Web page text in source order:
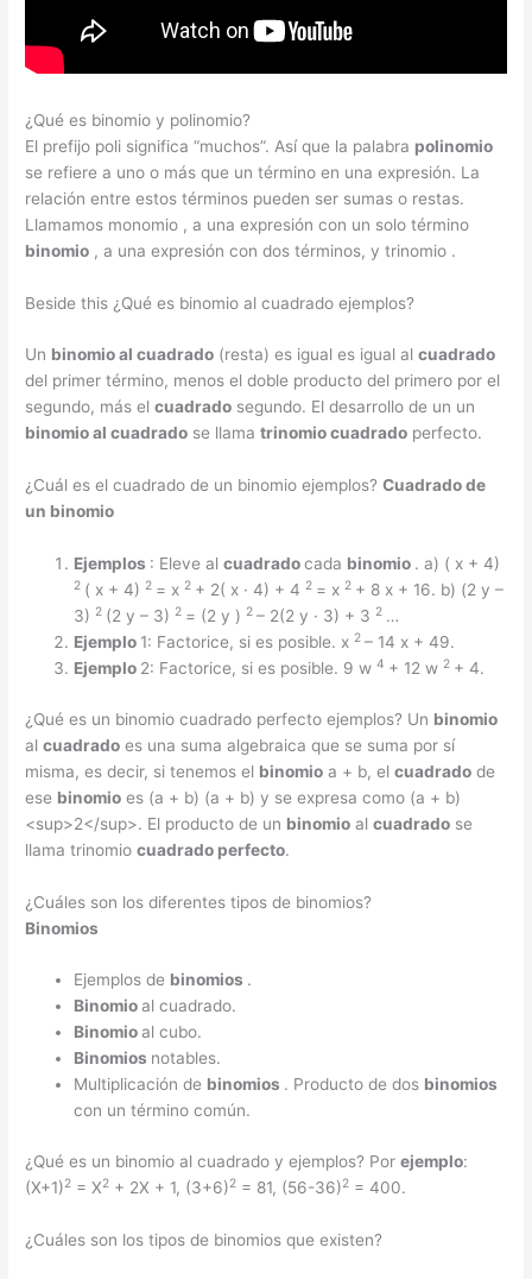
¿Qué es binomio y polinomio?
El prefijo poli significa “muchos”. Así que la palabra polinomio
se refiere a uno o más que un término en una expresión. La
relación entre estos términos pueden ser sumas o restas.
Llamamos monomio , a una expresión con un solo término
binomio , a una expresión con dos términos, y trinomio .
Beside this ¿Qué es binomio al cuadrado ejemplos?
Un binomio al cuadrado (resta) es igual es igual alcuadrado
del primer término, menos el doble producto del primero por el
segundo, más elcuadrado segundo. El desarrollo de un un
binomio al cuadrado se llamatrinomio cuadrado perfecto.
¿Cuál es el cuadrado de un binomio ejemplos?Cuadrado de
un binomio
Ejemplos : Eleve alcuadradocada binomio . a) ( x + 4)
2 ( x + 4) 2 = x 2 + 2( x · 4) + 4 2 = x 2 + 8 x + 16. b) (2 y –
3) 2 (2 y – 3) 2 = (2 y ) 2 – 2(2 y · 3) + 3 2 …
Ejemplo 1: Factorice, si es posible. x 2 – 14 x + 49.
Ejemplo 2: Factorice, si es posible. 9 w4 + 12 w 2 + 4.
¿Qué es un binomio cuadrado perfecto ejemplos? Un binomio
alcuadrado es una suma algebraica que se suma por sí
misma, es decir, si tenemos el binomio a + b, elcuadrado de
ese binomio es (a + b) (a + b) y se expresa como (a + b)
<sup>2</sup>. El producto de un binomio alcuadrado se
llama trinomiocuadrado perfecto.
¿Cuáles son los diferentes tipos de binomios?
Binomios
Ejemplos de binomios .
Binomioal cuadrado.
Binomioal cubo.
Binomios notables.
Multiplicación de binomios . Producto de dos binomios
con un término común.
¿Qué es un binomio al cuadrado y ejemplos? Porejemplo:
(X+1)2 = X2 + 2X + 1, (3+6)2 = 81, (56-36)2 = 400.
¿Cuáles son los tipos de binomios que existen?